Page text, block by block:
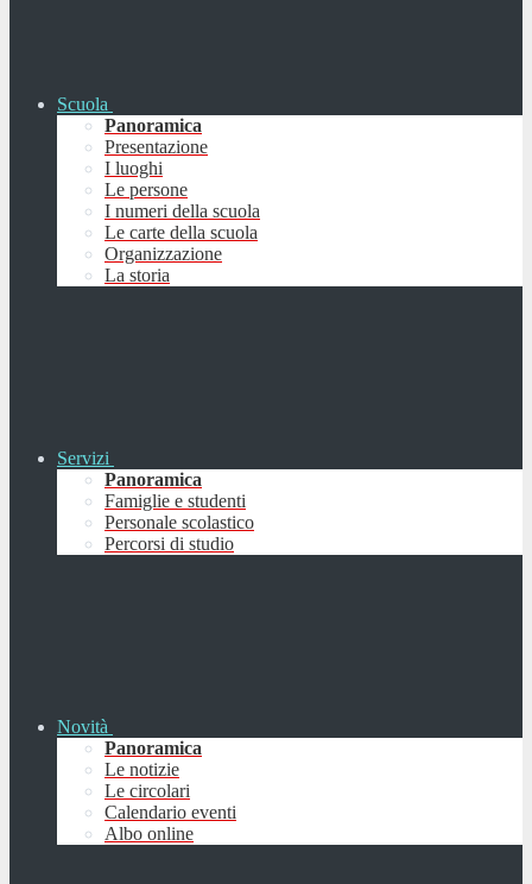
Scuola
Panoramica
Presentazione
I luoghi
Le persone
I numeri della scuola
Le carte della scuola
Organizzazione
La storia
Servizi
Panoramica
Famiglie e studenti
Personale scolastico
Percorsi di studio
Novità
Panoramica
Le notizie
Le circolari
Calendario eventi
Albo online